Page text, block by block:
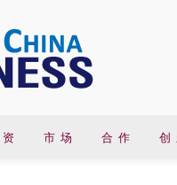
市 场 合 作 创